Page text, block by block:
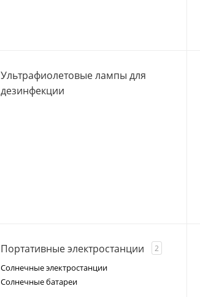
Ультрафиолетовые лампы для
дезинфекции
Портативные электростанции 2
Солнечные электростанции
Солнечные батареи